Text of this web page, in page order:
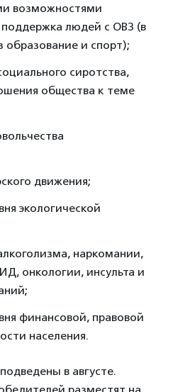
возможностями
людей с ОВЗ (в
образование и спорт);
сиротства,
общества к теме
движения;
экологической
наркомании,
онкологии, инсульта и
финансовой, правовой
населения.
в августе.
разместят на